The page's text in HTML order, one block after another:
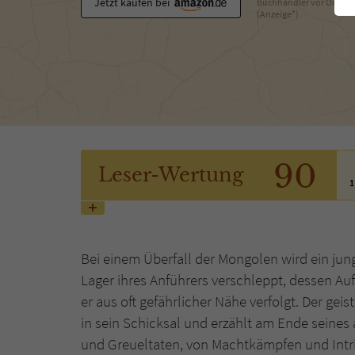
(Anzeige*)
Leser-Wertung 90
1
Bei einem Überfall der Mongolen wird ein
Lager ihres Anführers verschleppt, dessen
er aus oft gefährlicher Nähe verfolgt. Der
in sein Schicksal und erzählt am Ende
und Greueltaten, von Machtkämpfen und